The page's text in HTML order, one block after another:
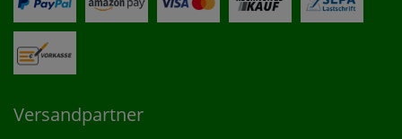
Versandpartner